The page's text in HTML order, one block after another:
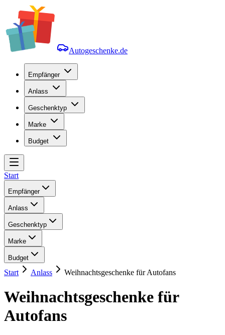
Autogeschenke.de
Empfänger
Anlass
Geschenktyp
Marke
Budget
Start
Empfänger
Anlass
Geschenktyp
Marke
Budget
Start Anlass Weihnachtsgeschenke für Autofans
Weihnachtsgeschenke für
Autofans